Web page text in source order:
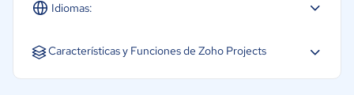
Idiomas:
Español Inglés Portugués
Características y Funciones de Zoho Projects